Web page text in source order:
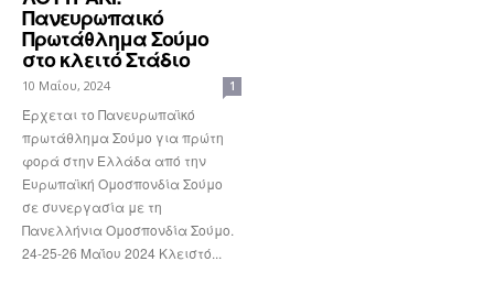
Πανευρωπαικό
Πρωτάθλημα Σούμο
στο κλειτό Στάδιο
10 Μαΐου, 2024 1
Έρχεται το Πανευρωπαϊκό
πρωτάθλημα Σούμο για πρώτη
φορά στην Ελλάδα από την
Ευρωπαϊκή Ομοσπονδία Σούμο
σε συνεργασία με τη
Πανελλήνια Ομοσπονδία Σούμο.
24-25-26 Μαΐου 2024 Κλειστό...